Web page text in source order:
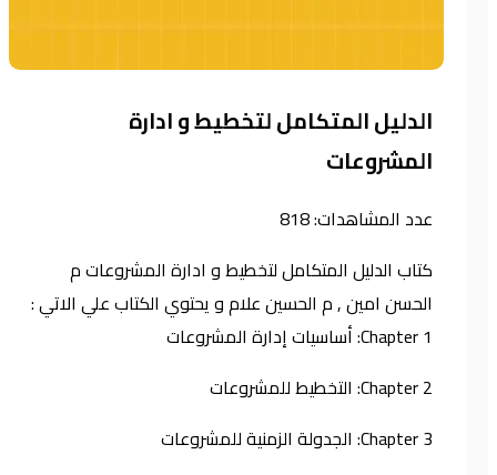
الدليل المتكامل لتخطيط و ادارة
المشروعات
عدد المشاهدات:818
كتاب الدليل المتكامل لتخطيط و ادارة المشروعات م
الحسن امين , م الحسين علام و يحتوي الكتاب علي الاتي :
Chapter 1: أساسيات إدارة المشروعات
Chapter 2: التخطيط للمشروعات
Chapter 3: الجدولة الزمنية للمشروعات